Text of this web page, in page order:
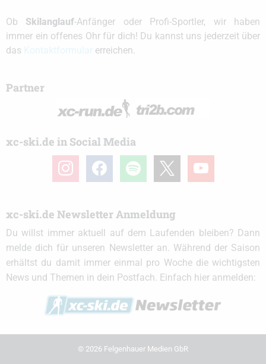
Ob Skilanglauf-Anfänger oder Profi-Sportler, wir haben
immer ein offenes Ohr für dich! Du kannst uns jederzeit über
das
erreichen.
Partner
xc-ski.de in Social Media
instagramfacebook spotify youtube
xc-ski.de Newsletter Anmeldung
Du willst immer aktuell auf dem Laufenden bleiben? Dann
melde dich für unseren Newsletter an. Während der Saison
erhältst du damit immer einmal pro Woche die wichtigsten
News und Themen in dein Postfach. Einfach hier anmelden:
© 2026 Felgenhauer Medien GbR